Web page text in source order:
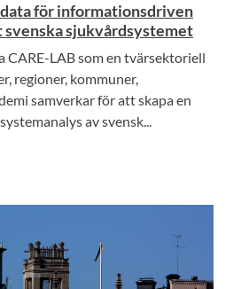
för informationsdriven
svenska sjukvårdsystemet
CARE-LAB som en tvärsektoriell
regioner, kommuner,
samverkar för att skapa en
av svensk...